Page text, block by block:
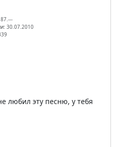
30.07.2010
любил эту песню, у тебя